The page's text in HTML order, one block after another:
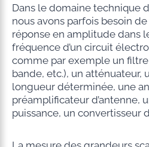
Dans le domaine technique
nous avons parfois besoin
réponse en amplitude dans
fréquence d’un circuit
comme par exemple un filtre
bande, etc.), un atténuateur,
longueur déterminée, une
préamplificateur d’antenne,
puissance, un convertisseur